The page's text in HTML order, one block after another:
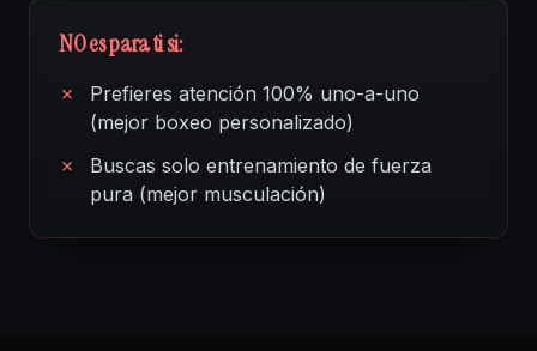
NO es para ti si:
✗
Prefieres atención 100% uno-a-uno
(mejor boxeo personalizado)
✗
Buscas solo entrenamiento de fuerza
pura (mejor musculación)